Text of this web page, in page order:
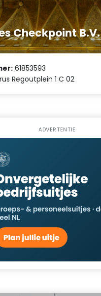
Checkpoint B.V.
61853593
Regoutplein 1 C 02
ADVERTENTIE